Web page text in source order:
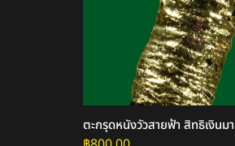
ตะกรุดหนังวัวสายฟ้า สิทธิเงินมา